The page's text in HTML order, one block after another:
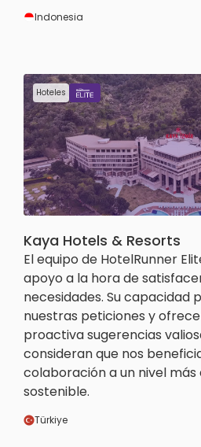
Indonesia
Hoteles
Kaya Hotels & Resorts
El equipo de HotelRunner
apoyo a la hora de
necesidades. Su capacidad
nuestras peticiones y
proactiva sugerencias
consideran que nos
colaboración a un nivel
sostenible.
Türkiye